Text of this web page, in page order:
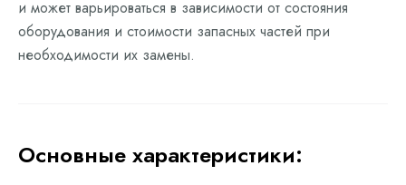
и может варьироваться в зависимости от состояния
оборудования и стоимости запасных частей при
необходимости их замены.
Основные характеристики: